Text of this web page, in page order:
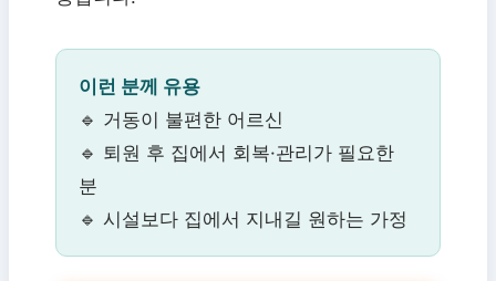
이런 분께 유용
🔹 거동이 불편한 어르신
🔹 퇴원 후 집에서 회복·관리가 필요한
분
🔹 시설보다 집에서 지내길 원하는 가정